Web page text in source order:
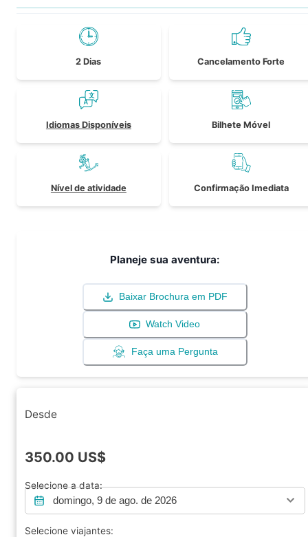
2 Dias Cancelamento Forte
Idiomas Disponíveis Bilhete Móvel
Nível de atividade Confirmação Imediata
Planeje sua aventura:
Baixar Brochura em PDF
Watch Video
Faça uma Pergunta
Desde
350.00 US$
Selecione a data:
domingo, 9 de ago. de 2026
Selecione viajantes: